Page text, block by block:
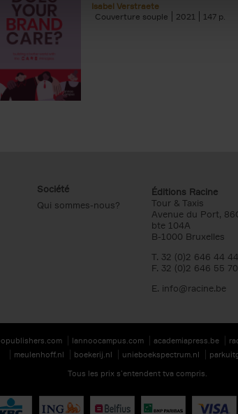
Isabel Verstraete
Couverture souple
2021 147
Société
Qui sommes-nous?
Éditions Racine
Tour & Taxis
Avenue du Port,
bte 104A
B-1000 Bruxelles
T. 32 (0)2 646 44 44
F. 32 (0)2 646 55 70
E. info@racine.be
lannoocampus.com academiapress.be
meulenhoff.nl
boekerij.nl unieboekspectrum.nl
Tous les prix s’entendent tva compris.